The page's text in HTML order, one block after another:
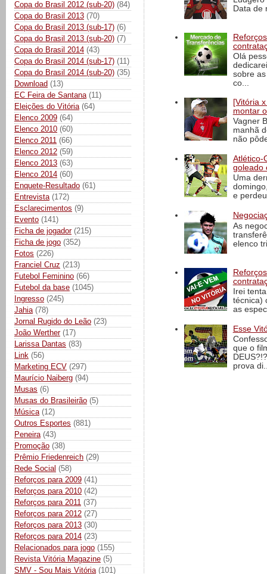
Copa do Brasil 2012 (sub-20) (84)
Copa do Brasil 2013 (70)
Copa do Brasil 2013 (sub-17) (6)
Copa do Brasil 2013 (sub-20) (7)
Copa do Brasil 2014 (43)
Copa do Brasil 2014 (sub-17) (11)
Copa do Brasil 2014 (sub-20) (35)
Download (13)
EC Feira de Santana (11)
Eleições do Vitória (64)
Elenco 2009 (64)
Elenco 2010 (60)
Elenco 2011 (66)
Elenco 2012 (59)
Elenco 2013 (63)
Elenco 2014 (60)
Enquete-Resultado (61)
Entrevista (172)
Esclarecimentos (9)
Evento (141)
Ficha de jogador (215)
Ficha de jogo (352)
Fotos (226)
Franciel Cruz (213)
Futebol Feminino (66)
Futebol da base (1045)
Ingresso (245)
Jahia (78)
Jornal Rugido do Leão (23)
João Werther (17)
Larissa Dantas (83)
Link (56)
Marketing ECV (297)
Maurício Naiberg (94)
Musas (6)
Musas do Brasileirão (5)
Música (12)
Outros Esportes (881)
Peneira (43)
Promoção (38)
Prêmio Friedenreich (29)
Rede Social (58)
Reforços para 2009 (41)
Reforços para 2010 (42)
Reforços para 2011 (37)
Reforços para 2012 (27)
Reforços para 2013 (30)
Reforços para 2014 (23)
Relacionados para jogo (155)
Revista Vitória Magazine (5)
SMV - Sou Mais Vitória (101)
Data de
Olá
sobre
co...
[Vitória
montar
Vagner
manhã
não
Atlético-
goleado
Uma
e
As
elenco
Irei
técnica)
as
Esse
que o
prova